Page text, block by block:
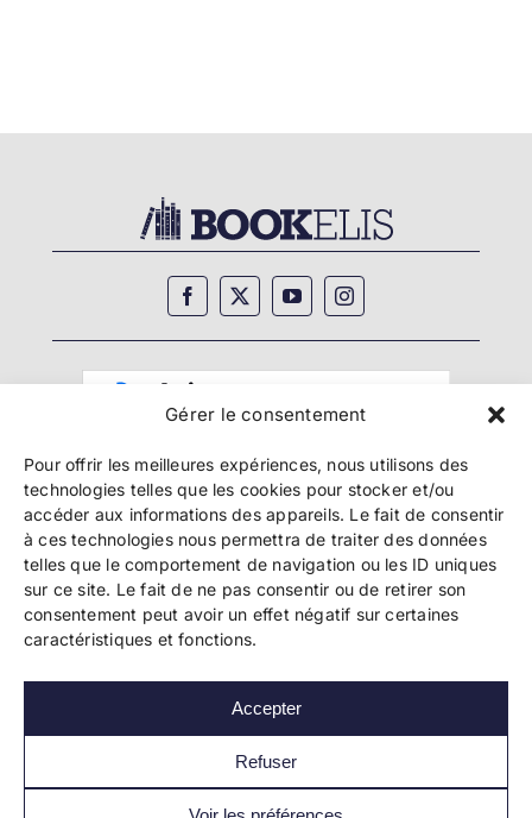
Gérer le consentement
Pour offrir les meilleures expériences, nous utilisons des
technologies telles que les cookies pour stocker et/ou
accéder aux informations des appareils. Le fait de consentir
à ces technologies nous permettra de traiter des données
telles que le comportement de navigation ou les ID uniques
sur ce site. Le fait de ne pas consentir ou de retirer son
consentement peut avoir un effet négatif sur certaines
caractéristiques et fonctions.
Accepter
Refuser
Copyright 2024 Bookelis –CGU–CGS–CGPPA–
Mentions légales–Politique de confidentialité–
Paiement et sécurité
Les liens essentiels